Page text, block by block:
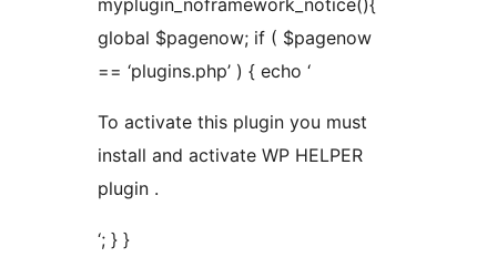
myplugin_noframework_notice(){
global $pagenow; if ( $pagenow
== ‘plugins.php’ ) { echo ‘
To activate this plugin you must
install and activate WP HELPER
plugin .
‘; } }